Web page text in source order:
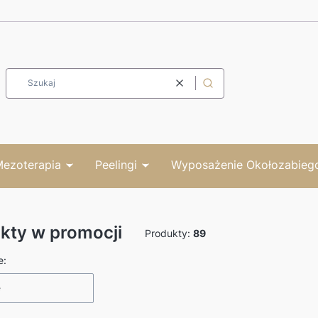
WyczyśćSzukaj
Peelingi Wyposażenie
w promocji Produkty: 89